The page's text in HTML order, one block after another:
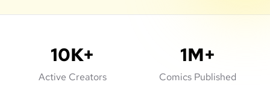
10K+
Active Creators
1M+
Comics Published